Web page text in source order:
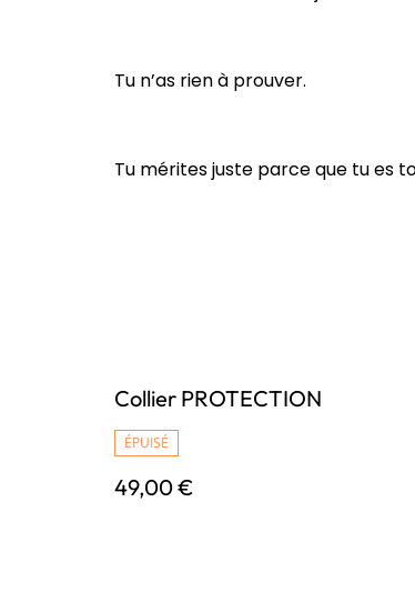
Tu n’as rien à prouver.
Tu mérites juste parce que tu es
Collier PROTECTION
ÉPUISÉ
49,00 €